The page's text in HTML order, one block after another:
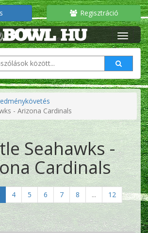
Regisztráció
- Arizona Cardinals
Seahawks -
Cardinals
4 5 6 7 8 ...
12